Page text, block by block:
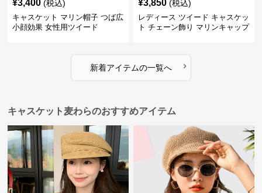
¥3,400 (税込)
キャスケット マリン帽子 つば広
小顔効果 女性用ツイード
¥3,850 (税込)
レディース ツイード キャスケッ
ト チェーン飾り マリンキャップ
新着アイテムの一覧へ ›
キャスケット麦わらのおすすめアイテム